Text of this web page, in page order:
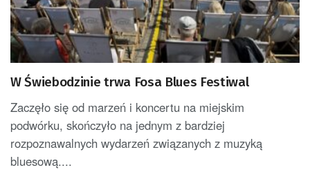
W Świebodzinie trwa Fosa Blues Festiwal
Zaczęło się od marzeń i koncertu na miejskim
podwórku, skończyło na jednym z bardziej
rozpoznawalnych wydarzeń związanych z muzyką
bluesową....